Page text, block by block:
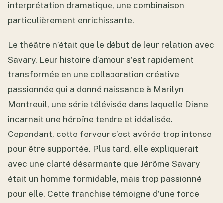
interprétation dramatique, une combinaison
particulièrement enrichissante.
Le théâtre n’était que le début de leur relation avec
Savary. Leur histoire d’amour s’est rapidement
transformée en une collaboration créative
passionnée qui a donné naissance à Marilyn
Montreuil, une série télévisée dans laquelle Diane
incarnait une héroïne tendre et idéalisée.
Cependant, cette ferveur s’est avérée trop intense
pour être supportée. Plus tard, elle expliquerait
avec une clarté désarmante que Jérôme Savary
était un homme formidable, mais trop passionné
pour elle. Cette franchise témoigne d’une force